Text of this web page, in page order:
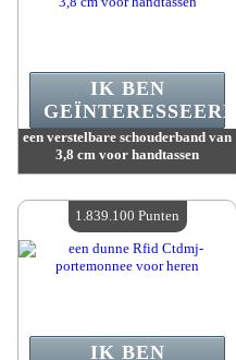
een verstelbare schouderband van
3,8 cm voor handtassen
Beschikbare hoeveelheid :4
IK BEN
GEÏNTERESSEERD.
IK BEN
1.839.100 Punten